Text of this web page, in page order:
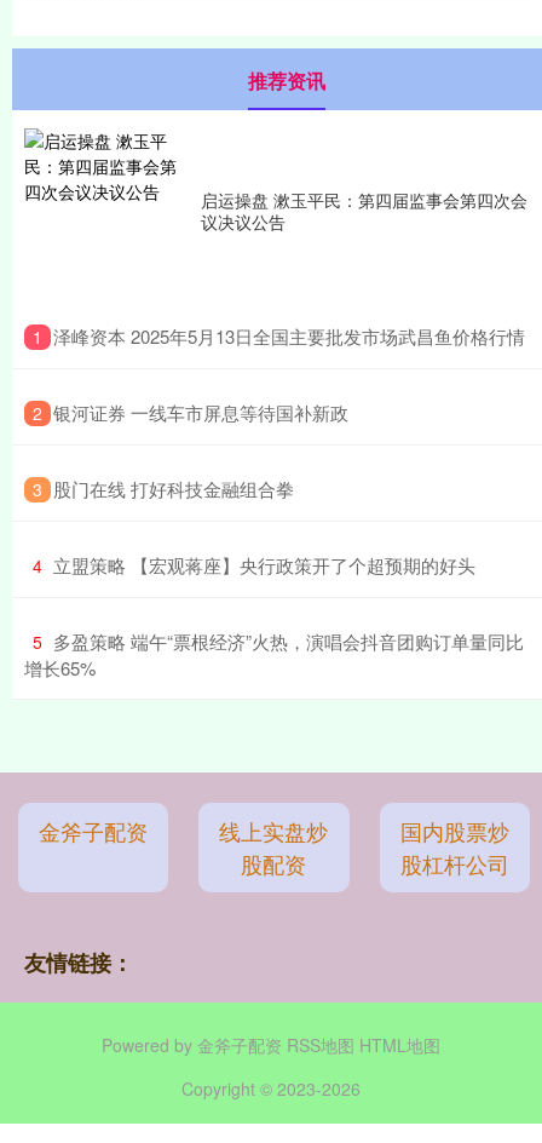
推荐资讯
启运操盘 漱玉平民：第四届监事会第四次会
议决议公告
1 ​泽峰资本 2025年5月13日全国主要批发市场武昌鱼价格行情
2 ​银河证券 一线车市屏息等待国补新政
3 ​股门在线 打好科技金融组合拳
4 ​立盟策略 【宏观蒋座】央行政策开了个超预期的好头
5 ​多盈策略 端午“票根经济”火热，演唱会抖音团购订单量同比
增长65%
金斧子配资
线上实盘炒
股配资
国内股票炒
股杠杆公司
友情链接：
Powered by 金斧子配资 RSS地图 HTML地图
Copyright © 2023-2026